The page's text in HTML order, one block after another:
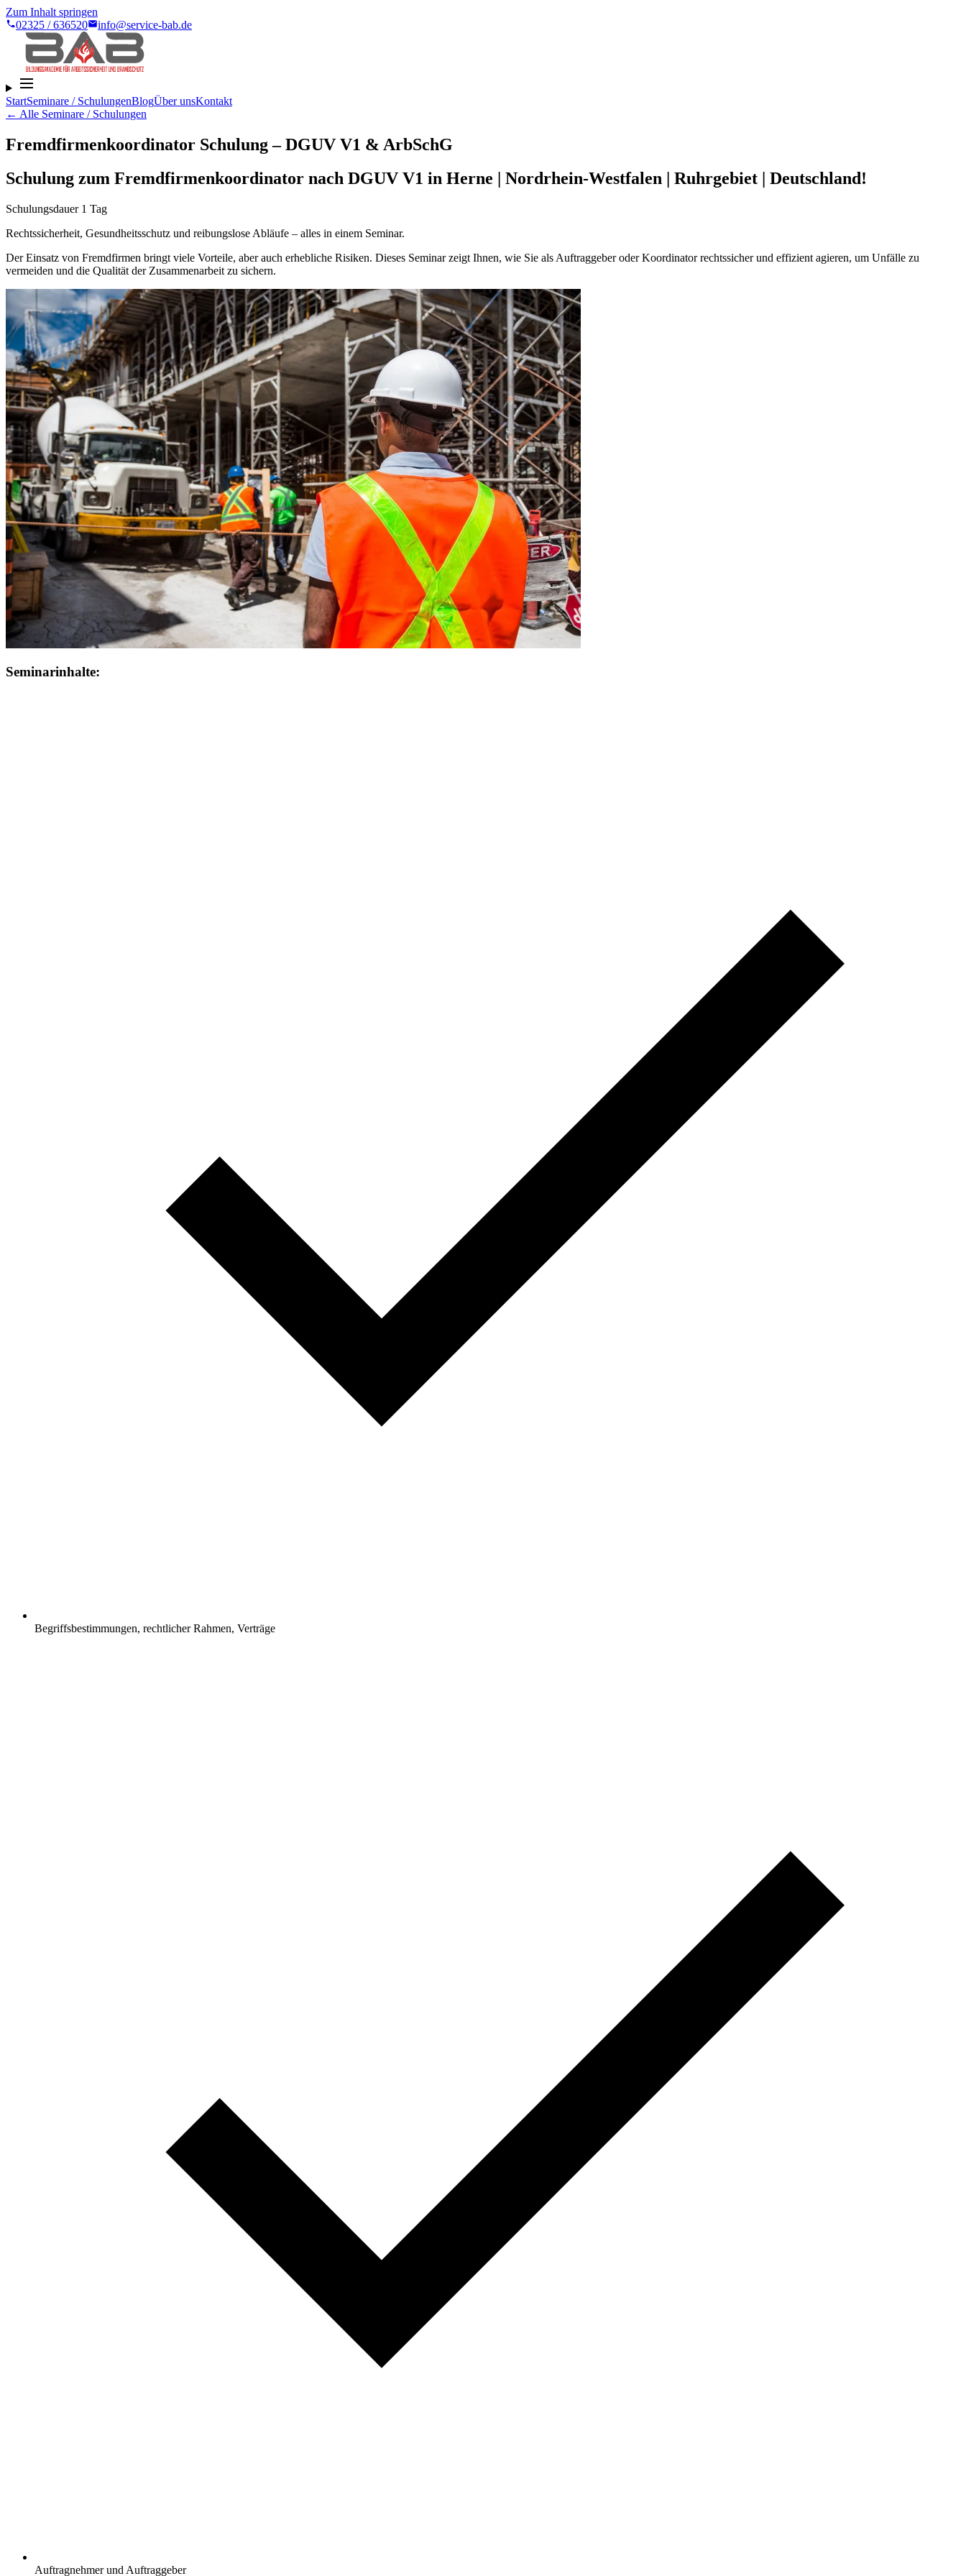
Zum Inhalt springen
02325 / 636520
info@service-bab.de
StartSeminare / SchulungenBlogÜber unsKontakt
← Alle Seminare / Schulungen
Fremdfirmenkoordinator Schulung – DGUV V1 & ArbSchG
Schulung zum Fremdfirmenkoordinator nach DGUV V1 in Herne | Nordrhein-Westfalen | Ruhrgebiet | Deutschland!
Schulungsdauer 1 Tag
Rechtssicherheit, Gesundheitsschutz und reibungslose Abläufe – alles in einem Seminar.
Der Einsatz von Fremdfirmen bringt viele Vorteile, aber auch erhebliche Risiken. Dieses Seminar zeigt Ihnen, wie Sie als Auftraggeber oder Koordinator rechtssicher und effizient agieren, um Unfälle zu
vermeiden und die Qualität der Zusammenarbeit zu sichern.
Seminarinhalte:
Begriffsbestimmungen, rechtlicher Rahmen, Verträge
Auftragnehmer und Auftraggeber